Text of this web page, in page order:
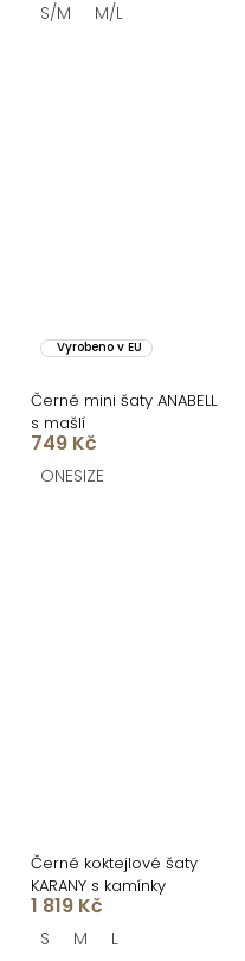
S/M M/L
Vyrobeno v EU
Černé mini šaty ANABELL
s mašlí
749 Kč
ONESIZE
Černé koktejlové šaty
KARANY s kamínky
1 819 Kč
S M L